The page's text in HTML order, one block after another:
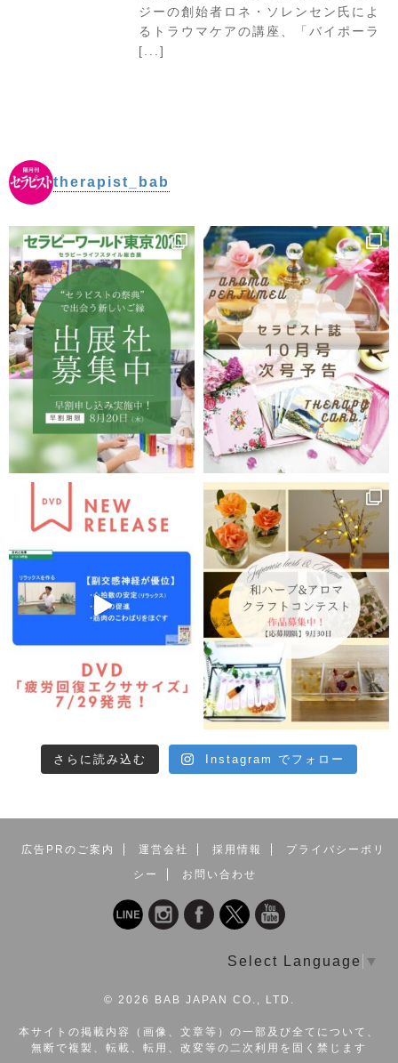
ジーの創始者ロネ・ソレンセン氏によ
るトラウマケアの講座、「バイポーラ
[...]
therapist_bab
さらに読み込む Instagram でフォロー
広告PRのご案内 運営会社 採用情報
プライバシーポリ
シー
お問い合わせ
Select Language ▼
© 2026 BAB JAPAN CO., LTD.
本サイトの掲載内容（画像、文章等）の一部及び全てについて、
無断で複製、転載、転用、改変等の二次利用を固く禁じます